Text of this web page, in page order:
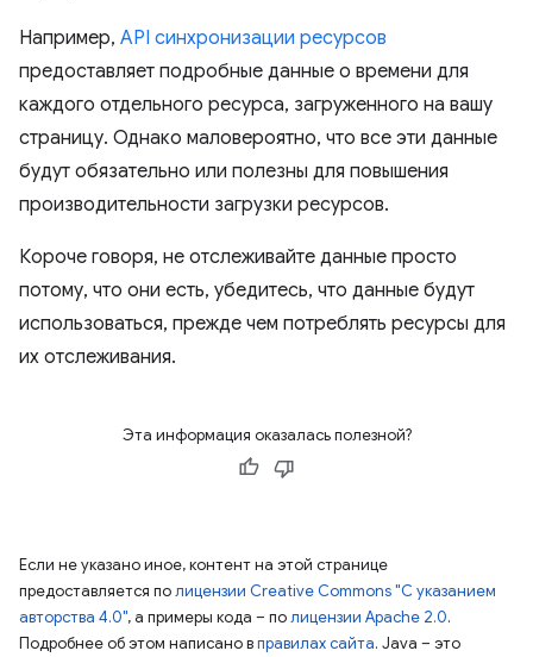
Например, API синхронизации ресурсов
предоставляет подробные данные о времени для
каждого отдельного ресурса, загруженного на вашу
страницу. Однако маловероятно, что все эти данные
будут обязательно или полезны для повышения
производительности загрузки ресурсов.
Короче говоря, не отслеживайте данные просто
потому, что они есть, убедитесь, что данные будут
использоваться, прежде чем потреблять ресурсы для
их отслеживания.
Эта информация оказалась полезной?
Если не указано иное, контент на этой странице
предоставляется полицензии Creative Commons "С указанием
авторства 4.0", а примеры кода – полицензии Apache 2.0.
Подробнее об этом написано вправилах сайта. Java – это